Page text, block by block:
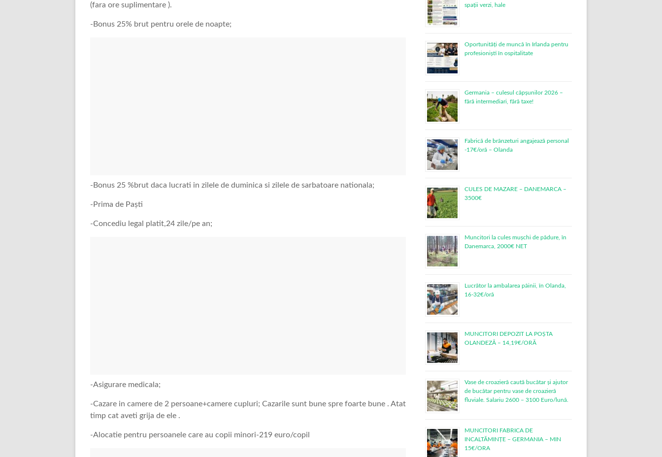
(fara ore suplimentare ).
-Bonus 25% brut pentru orele de noapte;
-Bonus 25 %brut daca lucrati in zilele de duminica si zilele de sarbatoare nationala;
-Prima de Paști
-Concediu legal platit,24 zile/pe an;
-Asigurare medicala;
-Cazare in camere de 2 persoane+camere cupluri; Cazarile sunt bune spre foarte bune . Atat
timp cat aveti grija de ele .
-Alocatie pentru persoanele care au copii minori-219 euro/copil
spații verzi, hale
Oportunități de muncă în Irlanda pentru
profesioniști în ospitalitate
Germania – culesul căpșunilor 2026 –
fără intermediari, fără taxe!
Fabrică de brânzeturi angajează personal
-17€/oră – Olanda
CULES DE MAZARE – DANEMARCA –
3500€
Muncitori la cules mușchi de pădure, în
Danemarca, 2000€ NET
Lucrător la ambalarea pâinii, în Olanda,
16-32€/oră
MUNCITORI DEPOZIT LA POȘTA
OLANDEZĂ – 14,19€/ORĂ
Vase de croazieră caută bucătar și ajutor
de bucătar pentru vase de croazieră
fluviale. Salariu 2600 – 3100 Euro/lună.
MUNCITORI FABRICA DE
INCALTĂMINȚE – GERMANIA – MIN
15€/ORA